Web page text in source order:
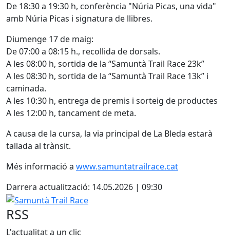
De 18:30 a 19:30 h, conferència "Núria Picas, una vida"
amb Núria Picas i signatura de llibres.
Diumenge 17 de maig:
De 07:00 a 08:15 h., recollida de dorsals.
A les 08:00 h, sortida de la “Samuntà Trail Race 23k”
A les 08:30 h, sortida de la “Samuntà Trail Race 13k” i
caminada.
A les 10:30 h, entrega de premis i sorteig de productes
A les 12:00 h, tancament de meta.
A causa de la cursa, la via principal de La Bleda estarà
tallada al trànsit.
Més informació a www.samuntatrailrace.cat
Darrera actualització: 14.05.2026 | 09:30
Samuntà Trail Race
RSS
L'actualitat a un clic